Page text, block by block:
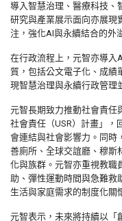
導入智慧治理、醫療科技、
研究與產業展示面向亦展現
注，強化AI與永續結合的外
在行政流程上，元智亦導入
質，包括公文電子化、成績
現智慧治理與永續行政管理
元智長期致力推動社會責任
社會責任（USR）計畫」，
會連結與社會影響力。同時
善廁所、全球交誼廳、穆斯
化與族群。元智亦重視教職
助、彈性運動時間與急難救
生活與家庭需求的制度化關
元智表示，未來將持續以「